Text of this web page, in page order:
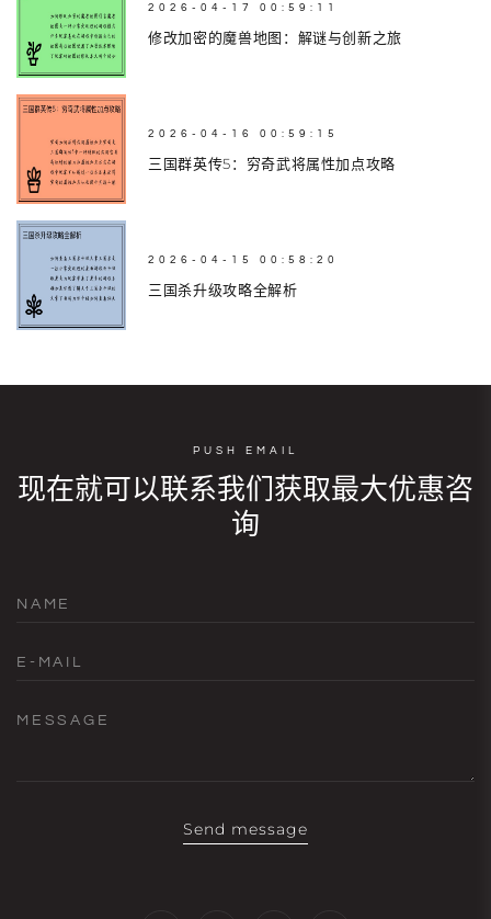
2026-04-17 00:59:11
修改加密的魔兽地图：解谜与创新之旅
2026-04-16 00:59:15
三国群英传5：穷奇武将属性加点攻略
2026-04-15 00:58:20
三国杀升级攻略全解析
PUSH EMAIL
现在就可以联系我们获取最大优惠咨
询
NAME
E-MAIL
MESSAGE
Send message